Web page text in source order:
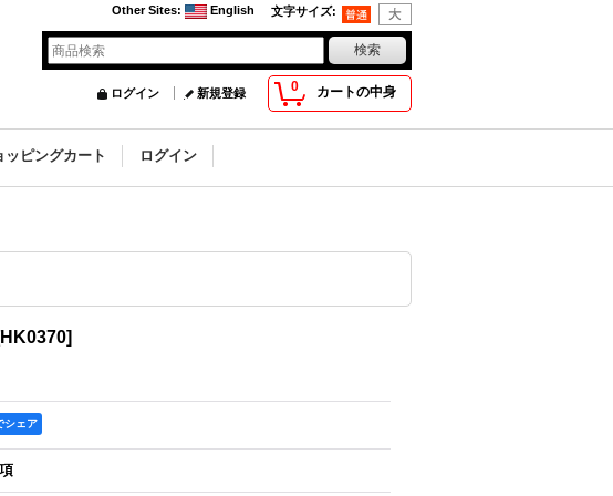
文字サイズ:
Other Sites: English
0 カートの中身
ログイン 新規登録
ッピングカート ログイン
HK0370]
シェア